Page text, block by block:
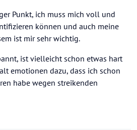
Punkt, ich muss mich voll und
können und auch meine
ist mir sehr wichtig.
ist vielleicht schon etwas hart
emotionen dazu, dass ich schon
habe wegen streikenden